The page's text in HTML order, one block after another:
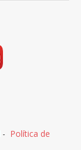
- Política de